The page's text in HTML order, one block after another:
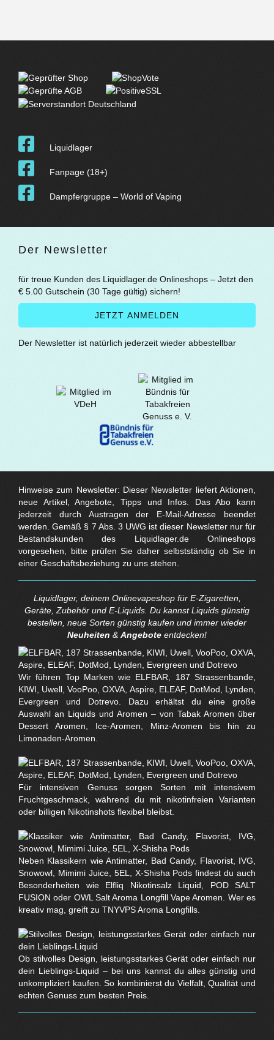
Liquidlager
Fanpage (18+)
Dampfergruppe – World of Vaping
Der Newsletter
für treue Kunden des Liquidlager.de Onlineshops – Jetzt den
€ 5.00 Gutschein (30 Tage gültig) sichern!
Der Newsletter ist natürlich jederzeit wieder abbestellbar
Hinweise zum Newsletter: Dieser Newsletter liefert Aktionen,
neue Artikel, Angebote, Tipps und Infos. Das Abo kann
jederzeit durch Austragen der E-Mail-Adresse beendet
werden. Gemäß § 7 Abs. 3 UWG ist dieser Newsletter nur für
Bestandskunden des Liquidlager.de Onlineshops
vorgesehen, bitte prüfen Sie daher selbstständig ob Sie in
einer Geschäftsbeziehung zu uns stehen.
Liquidlager, deinem Onlinevapeshop für E-Zigaretten,
Geräte, Zubehör und E-Liquids. Du kannst Liquids günstig
bestellen, neue Sorten günstig kaufen und immer wieder
Neuheiten & Angebote entdecken!
Wir führen Top Marken wie ELFBAR, 187 Strassenbande,
KIWI, Uwell, VooPoo, OXVA, Aspire, ELEAF, DotMod, Lynden,
Evergreen und Dotrevo. Dazu erhältst du eine große
Auswahl an Liquids und Aromen – von Tabak Aromen über
Dessert Aromen, Ice-Aromen, Minz-Aromen bis hin zu
Limonaden-Aromen.
Für intensiven Genuss sorgen Sorten mit intensivem
Fruchtgeschmack, während du mit nikotinfreien Varianten
oder billigen Nikotinshots flexibel bleibst.
Neben Klassikern wie Antimatter, Bad Candy, Flavorist, IVG,
Snowowl, Mimimi Juice, 5EL, X-Shisha Pods findest du auch
Besonderheiten wie Elfliq Nikotinsalz Liquid, POD SALT
FUSION oder OWL Salt Aroma Longfill Vape Aromen. Wer es
kreativ mag, greift zu TNYVPS Aroma Longfills.
Ob stilvolles Design, leistungsstarkes Gerät oder einfach nur
dein Lieblings-Liquid – bei uns kannst du alles günstig und
unkompliziert kaufen. So kombinierst du Vielfalt, Qualität und
echten Genuss zum besten Preis.